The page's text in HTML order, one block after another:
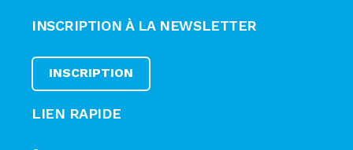
INSCRIPTION À LA NEWSLETTER
INSCRIPTION
LIEN RAPIDE